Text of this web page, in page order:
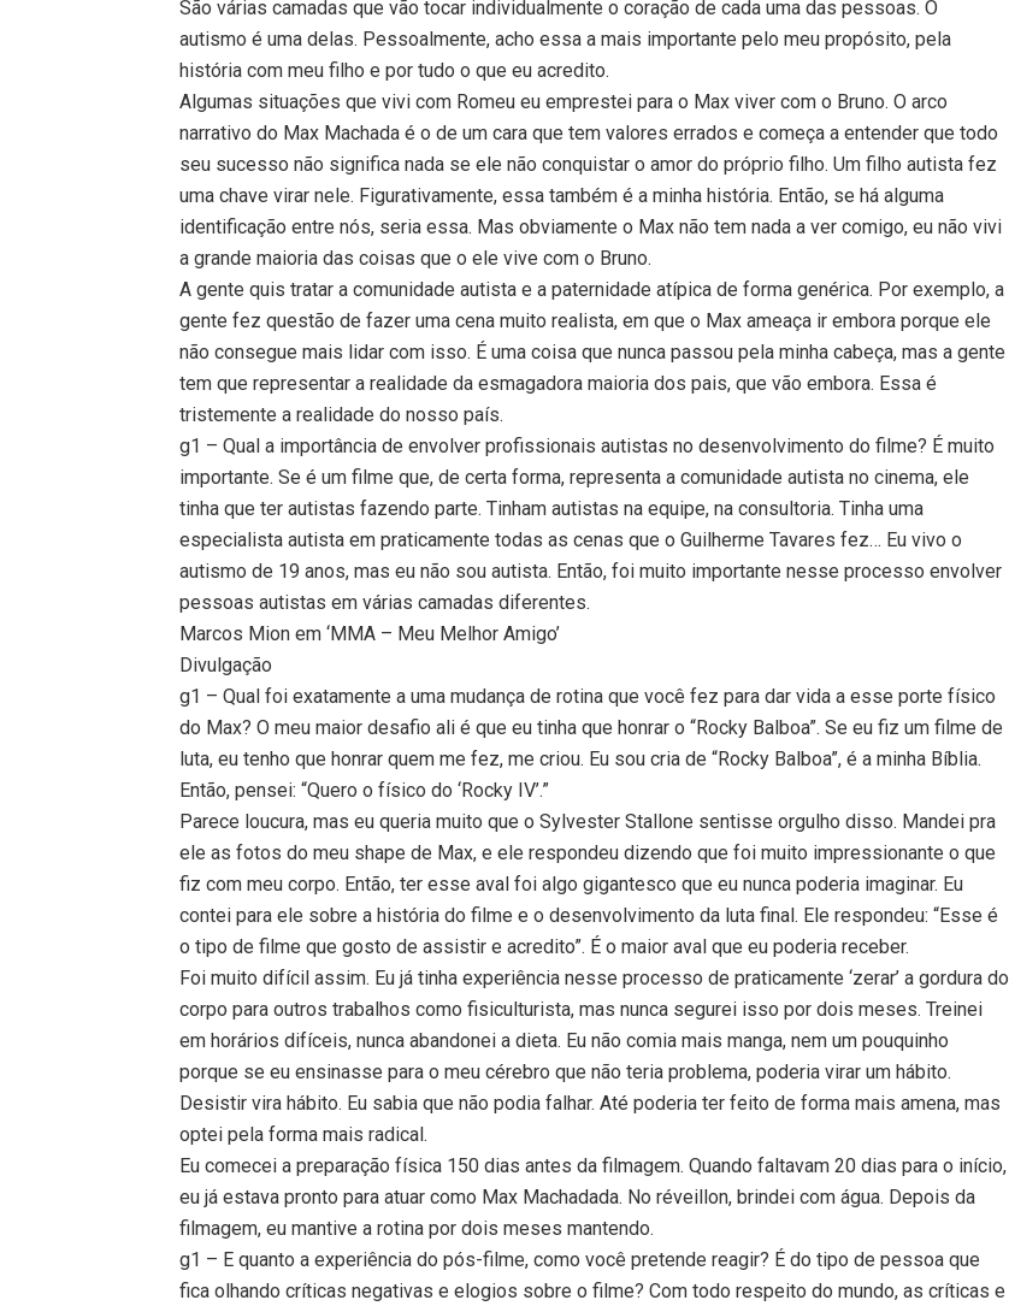
São várias camadas que vão tocar individualmente o coração de cada uma das pessoas. O
autismo é uma delas. Pessoalmente, acho essa a mais importante pelo meu propósito, pela
história com meu filho e por tudo o que eu acredito.
Algumas situações que vivi com Romeu eu emprestei para o Max viver com o Bruno. O arco
narrativo do Max Machada é o de um cara que tem valores errados e começa a entender que todo
seu sucesso não significa nada se ele não conquistar o amor do próprio filho. Um filho autista fez
uma chave virar nele. Figurativamente, essa também é a minha história. Então, se há alguma
identificação entre nós, seria essa. Mas obviamente o Max não tem nada a ver comigo, eu não vivi
a grande maioria das coisas que o ele vive com o Bruno.
A gente quis tratar a comunidade autista e a paternidade atípica de forma genérica. Por exemplo, a
gente fez questão de fazer uma cena muito realista, em que o Max ameaça ir embora porque ele
não consegue mais lidar com isso. É uma coisa que nunca passou pela minha cabeça, mas a gente
tem que representar a realidade da esmagadora maioria dos pais, que vão embora. Essa é
tristemente a realidade do nosso país.
g1 – Qual a importância de envolver profissionais autistas no desenvolvimento do filme? É muito
importante. Se é um filme que, de certa forma, representa a comunidade autista no cinema, ele
tinha que ter autistas fazendo parte. Tinham autistas na equipe, na consultoria. Tinha uma
especialista autista em praticamente todas as cenas que o Guilherme Tavares fez… Eu vivo o
autismo de 19 anos, mas eu não sou autista. Então, foi muito importante nesse processo envolver
pessoas autistas em várias camadas diferentes.
Marcos Mion em ‘MMA – Meu Melhor Amigo’
Divulgação
g1 – Qual foi exatamente a uma mudança de rotina que você fez para dar vida a esse porte físico
do Max? O meu maior desafio ali é que eu tinha que honrar o “Rocky Balboa”. Se eu fiz um filme de
luta, eu tenho que honrar quem me fez, me criou. Eu sou cria de “Rocky Balboa”, é a minha Bíblia.
Então, pensei: “Quero o físico do ‘Rocky IV’.”
Parece loucura, mas eu queria muito que o Sylvester Stallone sentisse orgulho disso. Mandei pra
ele as fotos do meu shape de Max, e ele respondeu dizendo que foi muito impressionante o que
fiz com meu corpo. Então, ter esse aval foi algo gigantesco que eu nunca poderia imaginar. Eu
contei para ele sobre a história do filme e o desenvolvimento da luta final. Ele respondeu: “Esse é
o tipo de filme que gosto de assistir e acredito”. É o maior aval que eu poderia receber.
Foi muito difícil assim. Eu já tinha experiência nesse processo de praticamente ‘zerar’ a gordura do
corpo para outros trabalhos como fisiculturista, mas nunca segurei isso por dois meses. Treinei
em horários difíceis, nunca abandonei a dieta. Eu não comia mais manga, nem um pouquinho
porque se eu ensinasse para o meu cérebro que não teria problema, poderia virar um hábito.
Desistir vira hábito. Eu sabia que não podia falhar. Até poderia ter feito de forma mais amena, mas
optei pela forma mais radical.
Eu comecei a preparação física 150 dias antes da filmagem. Quando faltavam 20 dias para o início,
eu já estava pronto para atuar como Max Machadada. No réveillon, brindei com água. Depois da
filmagem, eu mantive a rotina por dois meses mantendo.
g1 – E quanto a experiência do pós-filme, como você pretende reagir? É do tipo de pessoa que
fica olhando críticas negativas e elogios sobre o filme? Com todo respeito do mundo, as críticas e